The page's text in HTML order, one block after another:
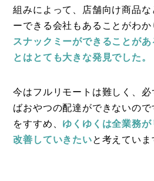
組みによって、店舗向け商品
ーできる会社もあることがわか
スナックミーができることが
とはとても大きな発見でした。
今はフルリモートは難しく、
ばおやつの配達ができないの
をすすめ、 ゆくゆくは全業務
改善していきたいと考えていま